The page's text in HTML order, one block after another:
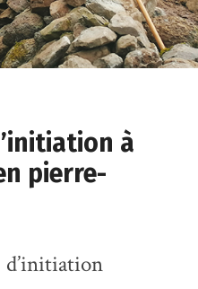
à
pierre-
d’initiation